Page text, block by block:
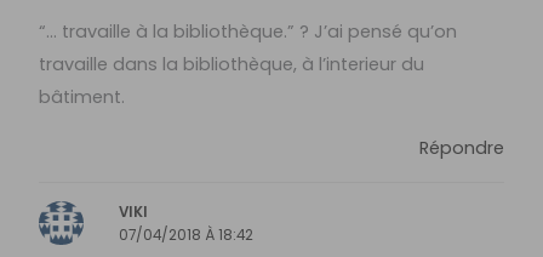
“… travaille à la bibliothèque.” ? J’ai pensé qu’on
travaille dans la bibliothèque, à l’interieur du
bâtiment.
Répondre
VIKI
07/04/2018 À 18:42